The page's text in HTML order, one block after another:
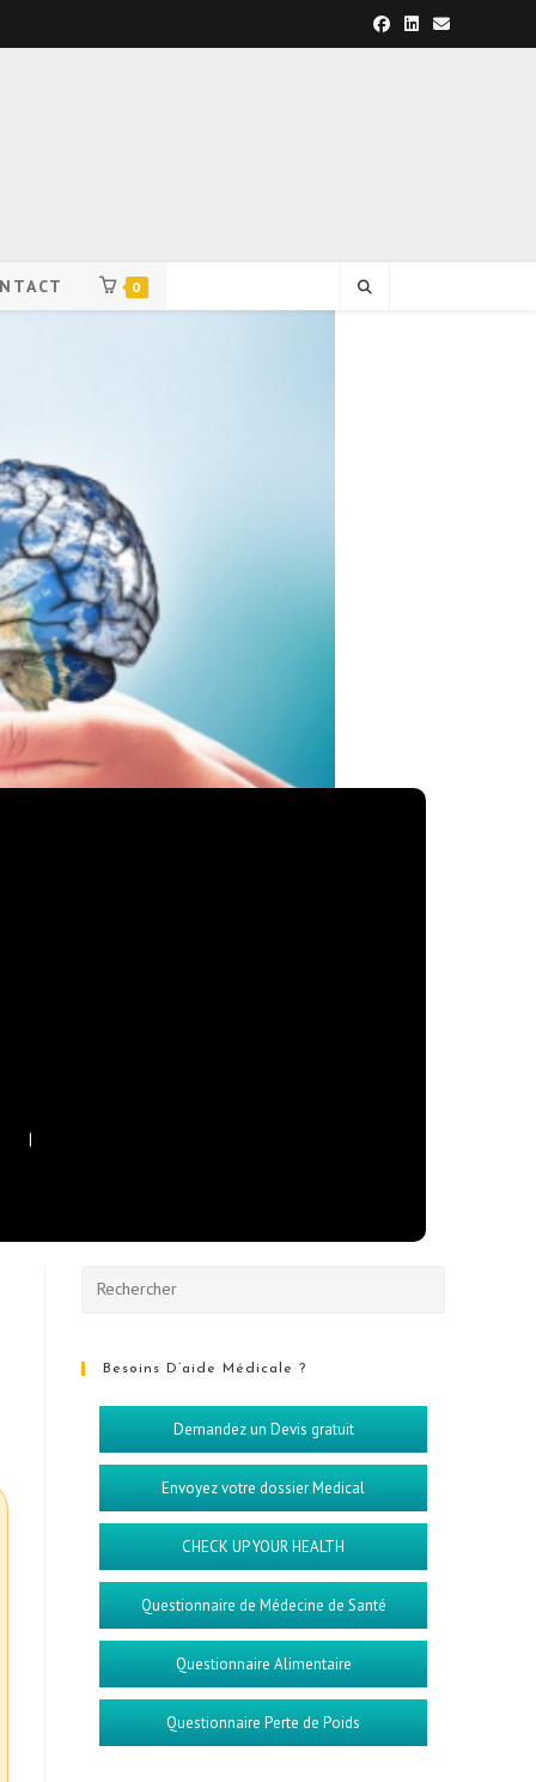
0
Besoins D’aide Médicale ?
Demandez un Devis gratuit
Envoyez votre dossier Medical
CHECK UP YOUR HEALTH
Questionnaire de Médecine de Santé
Questionnaire Alimentaire
Questionnaire Perte de Poids